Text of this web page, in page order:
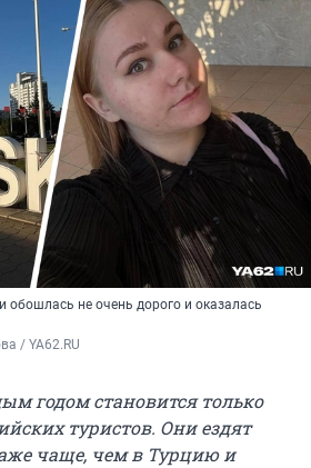
обошлась не очень дорого и оказалась
/ YA62.RU
годом становится только
туристов. Они ездят
чаще, чем в Турцию и